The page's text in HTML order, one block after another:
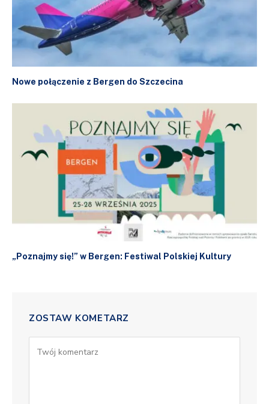
Nowe połączenie z Bergen do Szczecina
„Poznajmy się!” w Bergen: Festiwal Polskiej Kultury
ZOSTAW KOMETARZ